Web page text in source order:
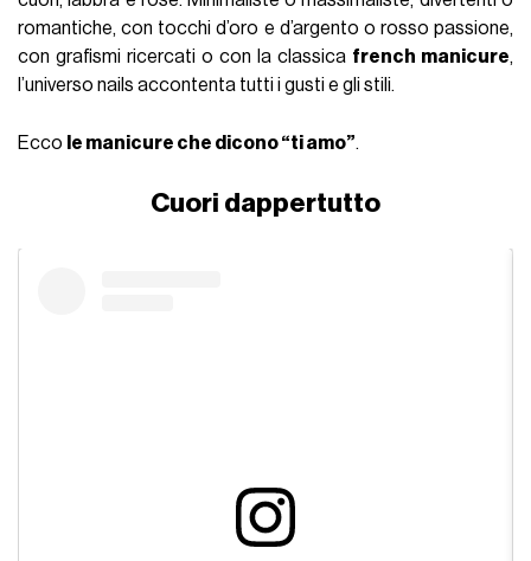
romantiche, con tocchi d’oro e d’argento o rosso passione,
con grafismi ricercati o con la classica french manicure,
l’universo nails accontenta tutti i gusti e gli stili.
Ecco le manicure che dicono “ti amo”.
Cuori dappertutto